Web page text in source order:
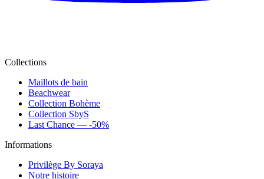
Collections
Maillots de bain
Beachwear
Collection Bohème
Collection SbyS
Last Chance — -50%
Informations
Privilège By Soraya
Notre histoire